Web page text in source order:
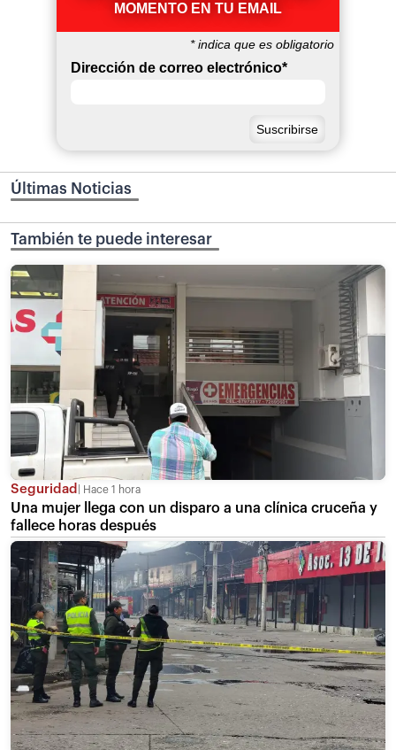
MOMENTO EN TU EMAIL
*indica que es obligatorio
Dirección de correo electrónico*
Últimas Noticias
También te puede interesar
Seguridad Hace 1 hora
Una mujer llega con un disparo a una clínica cruceña y
fallece horas después